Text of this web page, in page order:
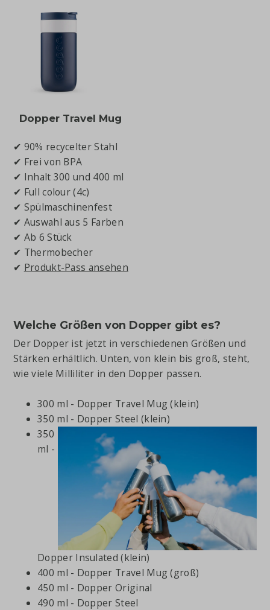
Dopper Travel Mug
✔ 90% recycelter Stahl
✔ Frei von BPA
✔ Inhalt 300 und 400 ml
✔ Full colour (4c)
✔ Spülmaschinenfest
✔ Auswahl aus 5 Farben
✔ Ab 6 Stück
✔ Thermobecher
✔ Produkt-Pass ansehen
Welche Größen von Dopper gibt es?
Der Dopper ist jetzt in verschiedenen Größen und
Stärken erhältlich. Unten, von klein bis groß, steht,
wie viele Milliliter in den Dopper passen.
300 ml - Dopper Travel Mug (klein)
350 ml - Dopper Steel (klein)
350
ml -
Dopper Insulated (klein)
400 ml - Dopper Travel Mug (groß)
450 ml - Dopper Original
490 ml - Dopper Steel